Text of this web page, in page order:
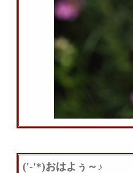
('-'*)おはよぅ～♪